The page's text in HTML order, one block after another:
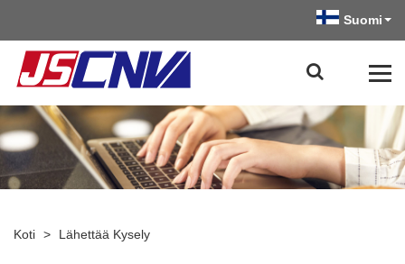
Suomi
Koti > Lähettää Kysely